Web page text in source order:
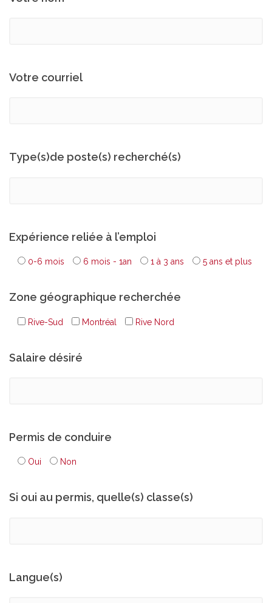
Votre courriel
Type(s)de poste(s) recherché(s)
Expérience reliée à l’emploi
0-6 mois 6 mois - 1an 1 à 3 ans 5 ans et plus
Zone géographique recherchée
Rive-Sud Montréal Rive Nord
Salaire désiré
Permis de conduire
Oui Non
Si oui au permis, quelle(s) classe(s)
Langue(s)